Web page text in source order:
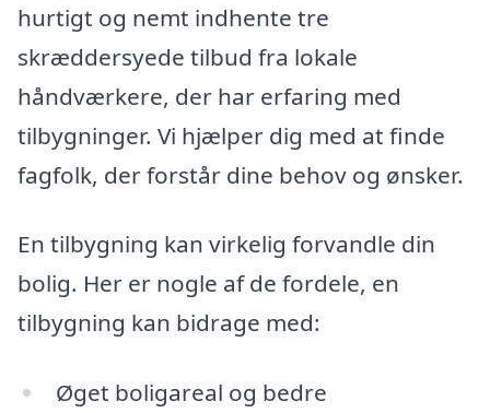
hurtigt og nemt indhente tre
skræddersyede tilbud fra lokale
håndværkere, der har erfaring med
tilbygninger. Vi hjælper dig med at finde
fagfolk, der forstår dine behov og ønsker.
En tilbygning kan virkelig forvandle din
bolig. Her er nogle af de fordele, en
tilbygning kan bidrage med:
Øget boligareal og bedre